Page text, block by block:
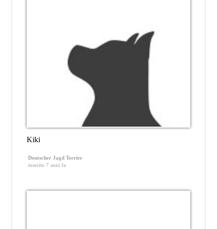
Kiki
Deutscher Jagd Terrier
inserito 7 anni fa